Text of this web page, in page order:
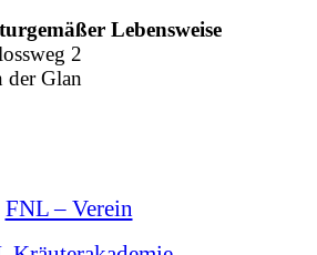
Lebensweise
2
der Glan
FNL – Verein